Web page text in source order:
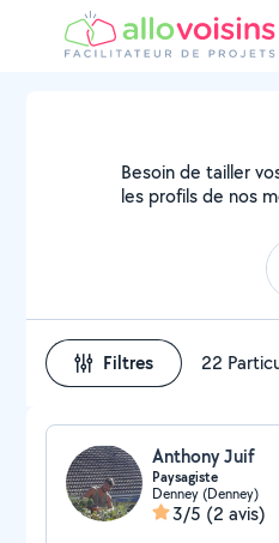
Besoin de tailler
les profils de nos
Filtres 22
Anthony Juif
Paysagiste
Denney (Denney)
3/5 (2 avis)